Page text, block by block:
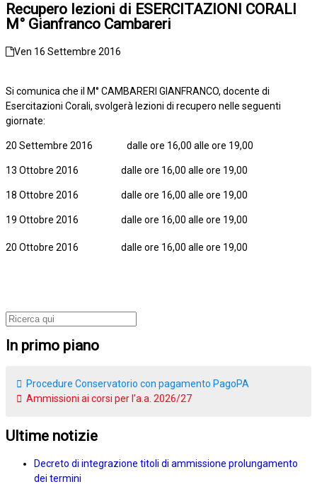
Recupero lezioni di ESERCITAZIONI CORALI
M° Gianfranco Cambareri
Ven 16 Settembre 2016
Si comunica che il M° CAMBARERI GIANFRANCO, docente di
Esercitazioni Corali, svolgerà lezioni di recupero nelle seguenti
giornate:
20 Settembre 2016 dalle ore 16,00 alle ore 19,00
13 Ottobre 2016 dalle ore 16,00 alle ore 19,00
18 Ottobre 2016 dalle ore 16,00 alle ore 19,00
19 Ottobre 2016 dalle ore 16,00 alle ore 19,00
20 Ottobre 2016 dalle ore 16,00 alle ore 19,00
In primo piano
Procedure Conservatorio con pagamento PagoPA
Ammissioni ai corsi per l’a.a. 2026/27
Ultime notizie
Decreto di integrazione titoli di ammissione prolungamento
dei termini